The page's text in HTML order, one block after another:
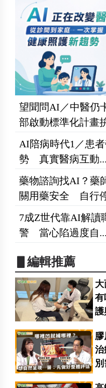
望聞問AI／中醫
部啟動標準化計畫
AI陪病時代1／患
勢 真實醫病互動...
藥物諮詢找AI？藥
關用藥安全 自行
7成Z世代靠AI解讀
警 當心陷過度自...
▋編輯推薦
有
護
膠